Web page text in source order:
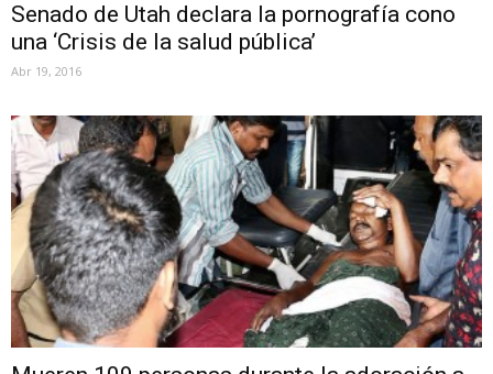
Senado de Utah declara la pornografía cono
una ‘Crisis de la salud pública’
Abr 19, 2016